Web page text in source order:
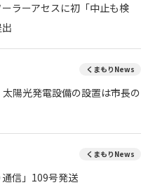
ラーアセスに初「中止も検
くまもりNews
陽光発電設備の設置は市長の
くまもりNews
信」109号発送